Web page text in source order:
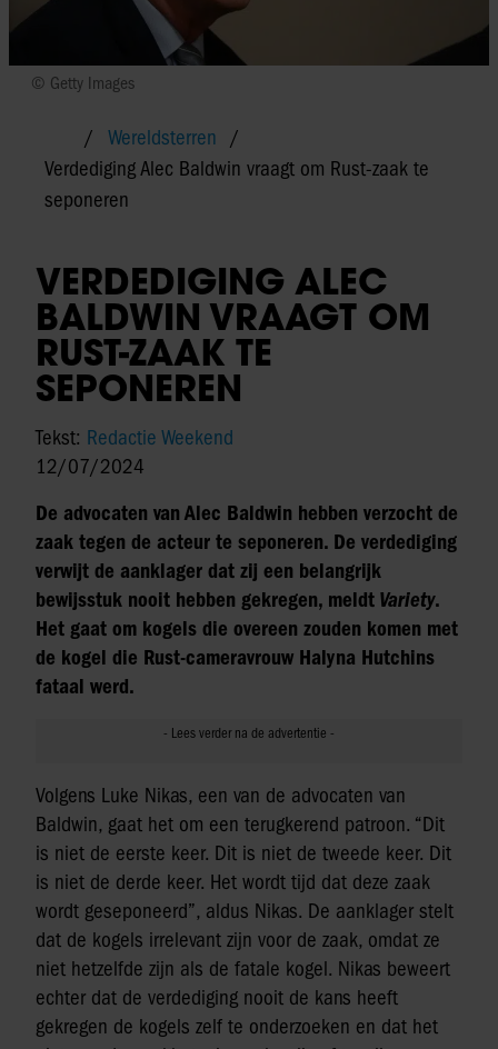
© Getty Images
Wereldsterren
Verdediging Alec Baldwin vraagt om Rust-zaak te
seponeren
VERDEDIGING ALEC
BALDWIN VRAAGT OM
RUST-ZAAK TE
SEPONEREN
Tekst: Redactie Weekend
12/07/2024
De advocaten van Alec Baldwin hebben verzocht de
zaak tegen de acteur te seponeren. De verdediging
verwijt de aanklager dat zij een belangrijk
bewijsstuk nooit hebben gekregen, meldt Variety.
Het gaat om kogels die overeen zouden komen met
de kogel die Rust-cameravrouw Halyna Hutchins
fataal werd.
Volgens Luke Nikas, een van de advocaten van
Baldwin, gaat het om een terugkerend patroon. “Dit
is niet de eerste keer. Dit is niet de tweede keer. Dit
is niet de derde keer. Het wordt tijd dat deze zaak
wordt geseponeerd”, aldus Nikas. De aanklager stelt
dat de kogels irrelevant zijn voor de zaak, omdat ze
niet hetzelfde zijn als de fatale kogel. Nikas beweert
echter dat de verdediging nooit de kans heeft
gekregen de kogels zelf te onderzoeken en dat het